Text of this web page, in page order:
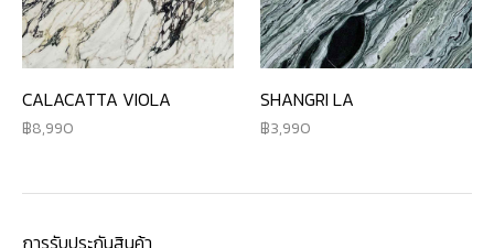
CALACATTA VIOLA
8,990
SHANGRI LA
3,990